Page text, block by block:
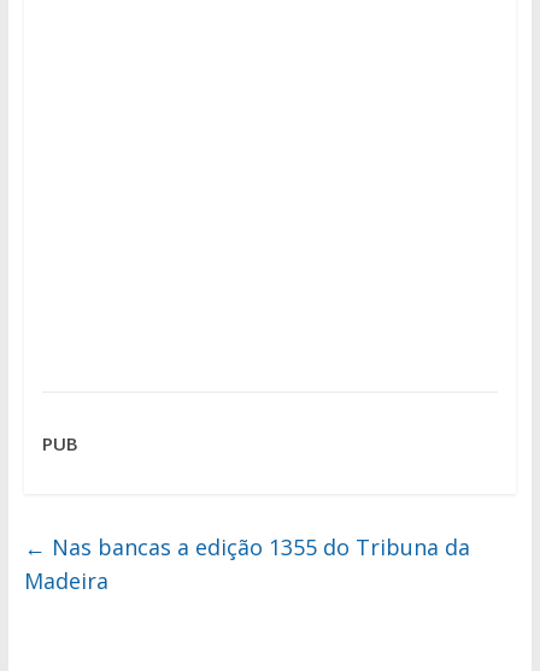
PUB
← Nas bancas a edição 1355 do Tribuna da
Madeira